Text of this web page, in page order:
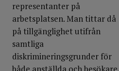
representanter på
arbetsplatsen. Man tittar då
på tillgänglighet utifrån
samtliga
diskrimineringsgrunder för